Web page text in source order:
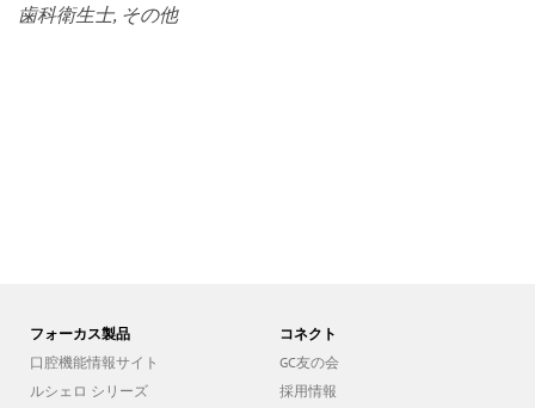
歯科衛生士 その他
フォーカス製品
口腔機能情報サイト
ルシェロ シリーズ
コネクト
GC友の会
採用情報